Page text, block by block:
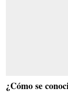
¿Cómo se